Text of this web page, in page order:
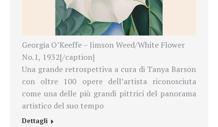
Georgia O’Keeffe – Jimson Weed/White Flower
No.1, 1932[/caption]
Una grande retrospettiva a cura di Tanya Barson
con oltre 100 opere dell’artista riconosciuta
come una delle più grandi pittrici del panorama
artistico del suo tempo
Dettagli